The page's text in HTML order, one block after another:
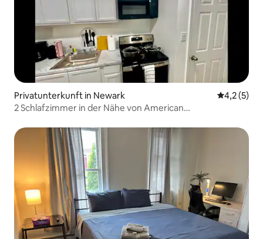
Privatunterkunft in Newark
4,2 (5)
2 Schlafzimmer in der Nähe von American